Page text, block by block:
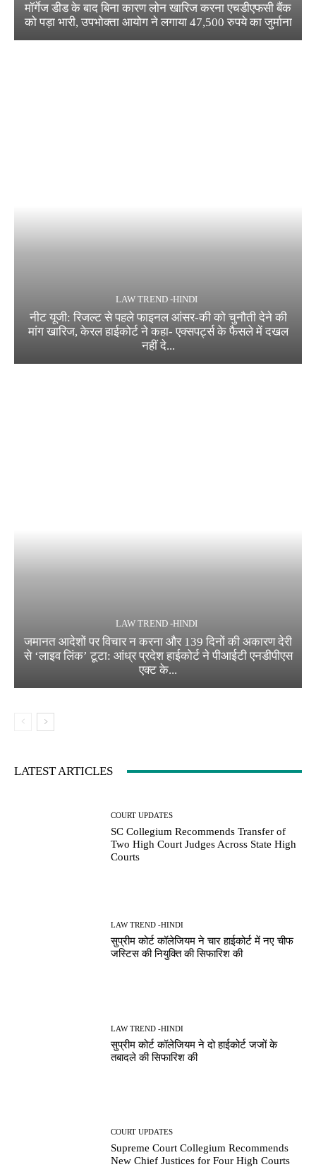
मॉर्गेज डीड के बाद बिना कारण लोन खारिज करना एचडीएफसी बैंक
को पड़ा भारी, उपभोक्ता आयोग ने लगाया 47,500 रुपये का जुर्माना
LAW TREND -HINDI
नीट यूजी: रिजल्ट से पहले फाइनल आंसर-की को चुनौती देने की
मांग खारिज, केरल हाईकोर्ट ने कहा- एक्सपर्ट्स के फैसले में दखल
नहीं दे...
LAW TREND -HINDI
जमानत आदेशों पर विचार न करना और 139 दिनों की अकारण देरी
से ‘लाइव लिंक’ टूटा: आंध्र प्रदेश हाईकोर्ट ने पीआईटी एनडीपीएस
एक्ट के...
LATEST ARTICLES
COURT UPDATES
SC Collegium Recommends Transfer of
Two High Court Judges Across State High
Courts
LAW TREND -HINDI
सुप्रीम कोर्ट कॉलेजियम ने चार हाईकोर्ट में नए चीफ
जस्टिस की नियुक्ति की सिफारिश की
LAW TREND -HINDI
सुप्रीम कोर्ट कॉलेजियम ने दो हाईकोर्ट जजों के
तबादले की सिफारिश की
COURT UPDATES
Supreme Court Collegium Recommends
New Chief Justices for Four High Courts